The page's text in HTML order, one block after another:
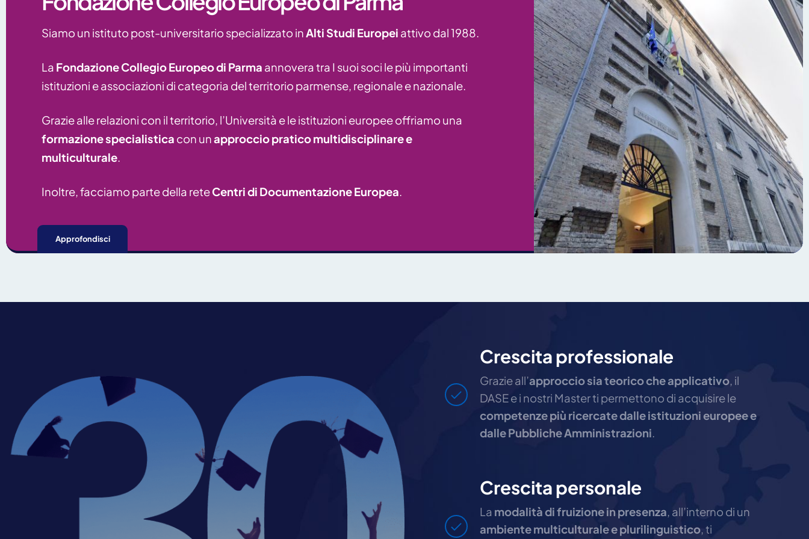
Siamo un istituto post-universitario specializzato inAlti Studi Europei attivo dal 1988.
La Fondazione Collegio Europeo di Parma annovera tra I suoi soci le più importanti
istituzioni e associazioni di categoria del territorio parmense, regionale e nazionale.
Grazie alle relazioni con il territorio, l’Università e le istituzioni europee offriamo una
formazione specialistica con unapproccio pratico multidisciplinare e
multiculturale.
Inoltre, facciamo parte della reteCentri di Documentazione Europea.
Approfondisci
Crescita professionale
Grazie all’approccio sia teorico che applicativo, il
DASE e i nostri Master ti permettono di acquisire le
competenze più ricercate dalle istituzioni europee e
dalle Pubbliche Amministrazioni.
Crescita personale
La modalità di fruizione in presenza, all’interno di un
ambiente multiculturale e plurilinguistico, ti